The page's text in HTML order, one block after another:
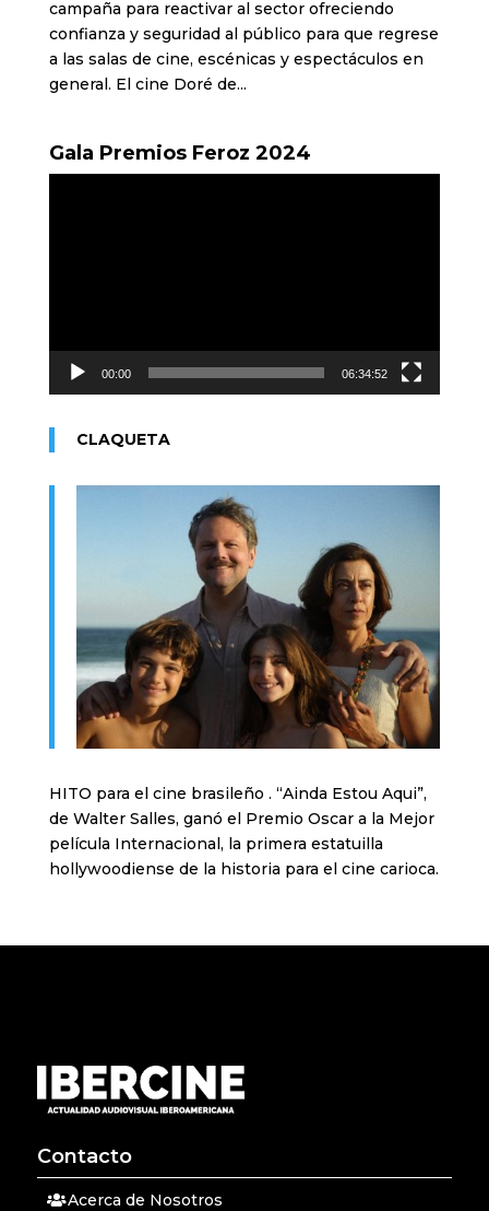
campaña para reactivar al sector ofreciendo
confianza y seguridad al público para que regrese
a las salas de cine, escénicas y espectáculos en
general. El cine Doré de...
Gala Premios Feroz 2024
00:00 06:34:52
CLAQUETA
HITO para el cine brasileño . “Ainda Estou Aqui”,
de Walter Salles, ganó el Premio Oscar a la Mejor
película Internacional, la primera estatuilla
hollywoodiense de la historia para el cine carioca.
Contacto
Acerca de Nosotros